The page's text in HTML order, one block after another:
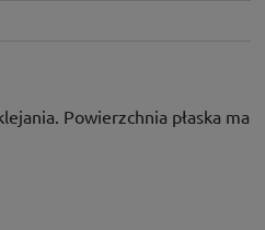
Powierzchnia płaska ma